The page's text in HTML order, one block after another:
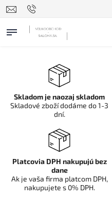
Skladom je naozaj skladom
Skladové zboží dodáme do 1-3
dní.
Platcovia DPH nakupujú bez
dane
Ak je vaša firma platcom DPH,
nakupujete s 0% DPH.